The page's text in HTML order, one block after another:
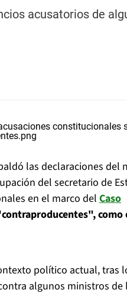
acusatorios de
las declaraciones del
del secretario de
en el marco delCaso
como
político actual, tras
algunos ministros de